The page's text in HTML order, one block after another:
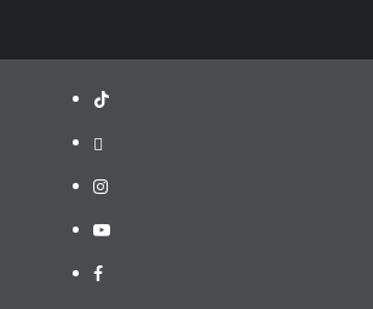
TikTok
threads
Instagram
Youtube
Facebook